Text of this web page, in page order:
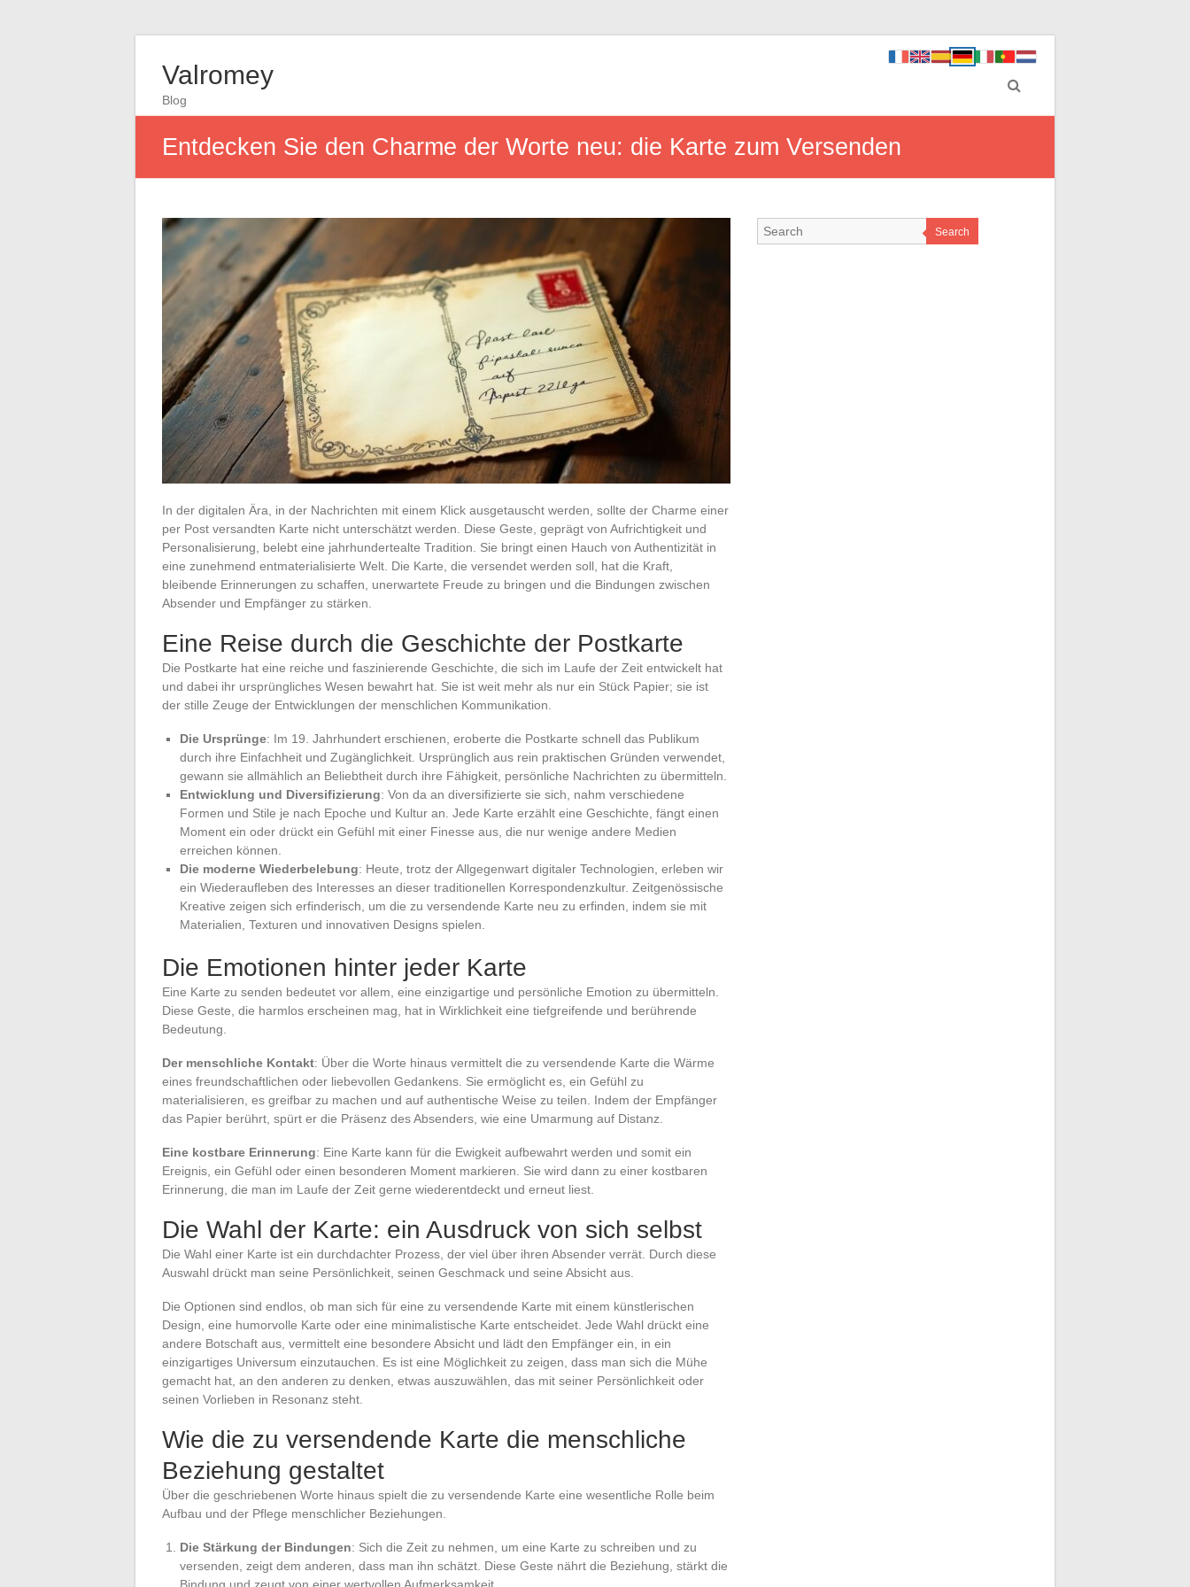
Valromey
Blog
Entdecken Sie den Charme der Worte neu: die Karte zum Versenden
In der digitalen Ära, in der Nachrichten mit einem Klick ausgetauscht werden, sollte der Charme einer
per Post versandten Karte nicht unterschätzt werden. Diese Geste, geprägt von Aufrichtigkeit und
Personalisierung, belebt eine jahrhundertealte Tradition. Sie bringt einen Hauch von Authentizität in
eine zunehmend entmaterialisierte Welt. Die Karte, die versendet werden soll, hat die Kraft,
bleibende Erinnerungen zu schaffen, unerwartete Freude zu bringen und die Bindungen zwischen
Absender und Empfänger zu stärken.
Eine Reise durch die Geschichte der Postkarte
Die Postkarte hat eine reiche und faszinierende Geschichte, die sich im Laufe der Zeit entwickelt hat
und dabei ihr ursprüngliches Wesen bewahrt hat. Sie ist weit mehr als nur ein Stück Papier; sie ist
der stille Zeuge der Entwicklungen der menschlichen Kommunikation.
Die Ursprünge: Im 19. Jahrhundert erschienen, eroberte die Postkarte schnell das Publikum
durch ihre Einfachheit und Zugänglichkeit. Ursprünglich aus rein praktischen Gründen verwendet,
gewann sie allmählich an Beliebtheit durch ihre Fähigkeit, persönliche Nachrichten zu übermitteln.
Entwicklung und Diversifizierung: Von da an diversifizierte sie sich, nahm verschiedene
Formen und Stile je nach Epoche und Kultur an. Jede Karte erzählt eine Geschichte, fängt einen
Moment ein oder drückt ein Gefühl mit einer Finesse aus, die nur wenige andere Medien
erreichen können.
Die moderne Wiederbelebung: Heute, trotz der Allgegenwart digitaler Technologien, erleben wir
ein Wiederaufleben des Interesses an dieser traditionellen Korrespondenzkultur. Zeitgenössische
Kreative zeigen sich erfinderisch, um die zu versendende Karte neu zu erfinden, indem sie mit
Materialien, Texturen und innovativen Designs spielen.
Die Emotionen hinter jeder Karte
Eine Karte zu senden bedeutet vor allem, eine einzigartige und persönliche Emotion zu übermitteln.
Diese Geste, die harmlos erscheinen mag, hat in Wirklichkeit eine tiefgreifende und berührende
Bedeutung.
Der menschliche Kontakt: Über die Worte hinaus vermittelt die zu versendende Karte die Wärme
eines freundschaftlichen oder liebevollen Gedankens. Sie ermöglicht es, ein Gefühl zu
materialisieren, es greifbar zu machen und auf authentische Weise zu teilen. Indem der Empfänger
das Papier berührt, spürt er die Präsenz des Absenders, wie eine Umarmung auf Distanz.
Eine kostbare Erinnerung: Eine Karte kann für die Ewigkeit aufbewahrt werden und somit ein
Ereignis, ein Gefühl oder einen besonderen Moment markieren. Sie wird dann zu einer kostbaren
Erinnerung, die man im Laufe der Zeit gerne wiederentdeckt und erneut liest.
Die Wahl der Karte: ein Ausdruck von sich selbst
Die Wahl einer Karte ist ein durchdachter Prozess, der viel über ihren Absender verrät. Durch diese
Auswahl drückt man seine Persönlichkeit, seinen Geschmack und seine Absicht aus.
Die Optionen sind endlos, ob man sich für eine zu versendende Karte mit einem künstlerischen
Design, eine humorvolle Karte oder eine minimalistische Karte entscheidet. Jede Wahl drückt eine
andere Botschaft aus, vermittelt eine besondere Absicht und lädt den Empfänger ein, in ein
einzigartiges Universum einzutauchen. Es ist eine Möglichkeit zu zeigen, dass man sich die Mühe
gemacht hat, an den anderen zu denken, etwas auszuwählen, das mit seiner Persönlichkeit oder
seinen Vorlieben in Resonanz steht.
Wie die zu versendende Karte die menschliche
Beziehung gestaltet
Über die geschriebenen Worte hinaus spielt die zu versendende Karte eine wesentliche Rolle beim
Aufbau und der Pflege menschlicher Beziehungen.
Die Stärkung der Bindungen: Sich die Zeit zu nehmen, um eine Karte zu schreiben und zu
versenden, zeigt dem anderen, dass man ihn schätzt. Diese Geste nährt die Beziehung, stärkt die
Search